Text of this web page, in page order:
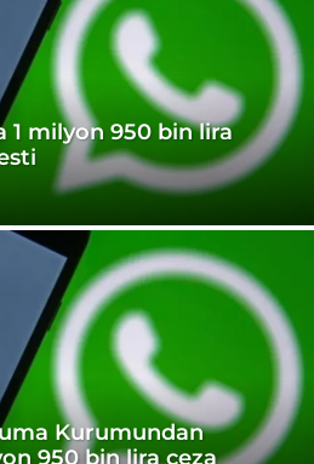
1 milyon 950 bin lira
Kurumundan
950 bin lira ceza